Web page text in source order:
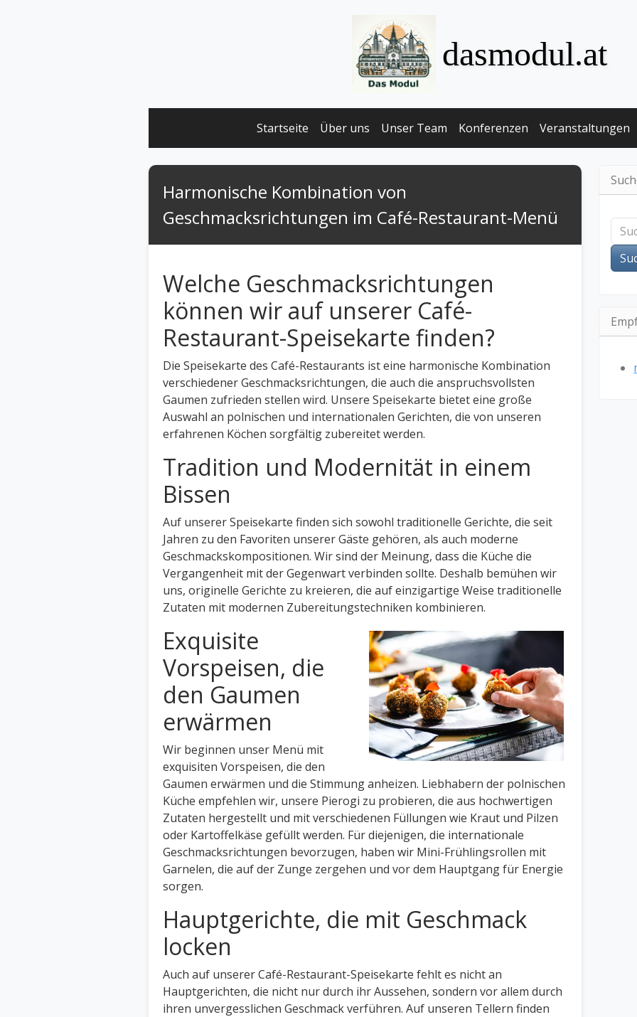
dasmodul.at
Startseite Über uns Unser Team Konferenzen Veranstaltungen
Harmonische Kombination von
Geschmacksrichtungen im Café-Restaurant-Menü
Welche Geschmacksrichtungen
können wir auf unserer Café-
Restaurant-Speisekarte finden?
Die Speisekarte des Café-Restaurants ist eine harmonische Kombination
verschiedener Geschmacksrichtungen, die auch die anspruchsvollsten
Gaumen zufrieden stellen wird. Unsere Speisekarte bietet eine große
Auswahl an polnischen und internationalen Gerichten, die von unseren
erfahrenen Köchen sorgfältig zubereitet werden.
Tradition und Modernität in einem
Bissen
Auf unserer Speisekarte finden sich sowohl traditionelle Gerichte, die seit
Jahren zu den Favoriten unserer Gäste gehören, als auch moderne
Geschmackskompositionen. Wir sind der Meinung, dass die Küche die
Vergangenheit mit der Gegenwart verbinden sollte. Deshalb bemühen wir
uns, originelle Gerichte zu kreieren, die auf einzigartige Weise traditionelle
Zutaten mit modernen Zubereitungstechniken kombinieren.
Exquisite
Vorspeisen, die
den Gaumen
erwärmen
Wir beginnen unser Menü mit
exquisiten Vorspeisen, die den
Gaumen erwärmen und die Stimmung anheizen. Liebhabern der polnischen
Küche empfehlen wir, unsere Pierogi zu probieren, die aus hochwertigen
Zutaten hergestellt und mit verschiedenen Füllungen wie Kraut und Pilzen
oder Kartoffelkäse gefüllt werden. Für diejenigen, die internationale
Geschmacksrichtungen bevorzugen, haben wir Mini-Frühlingsrollen mit
Garnelen, die auf der Zunge zergehen und vor dem Hauptgang für Energie
sorgen.
Hauptgerichte, die mit Geschmack
locken
Auch auf unserer Café-Restaurant-Speisekarte fehlt es nicht an
Hauptgerichten, die nicht nur durch ihr Aussehen, sondern vor allem durch
ihren unvergesslichen Geschmack verführen. Auf unseren Tellern finden